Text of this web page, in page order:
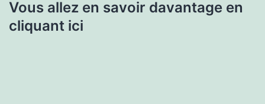
Vous allez en savoir davantage en
cliquant ici